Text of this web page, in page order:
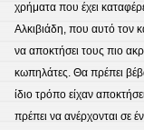
χρήματα που έχει
Αλκιβιάδη, που αυτό τον
να αποκτήσει τους πιο
κωπηλάτες. Θα πρέπει
ίδιο τρόπο είχαν
πρέπει να ανέρχονται σε